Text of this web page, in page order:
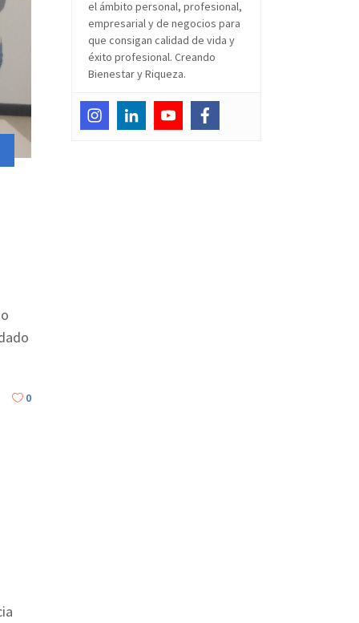
0
el ámbito personal, profesional,
empresarial y de negocios para
que consigan calidad de vida y
éxito profesional. Creando
Bienestar y Riqueza.